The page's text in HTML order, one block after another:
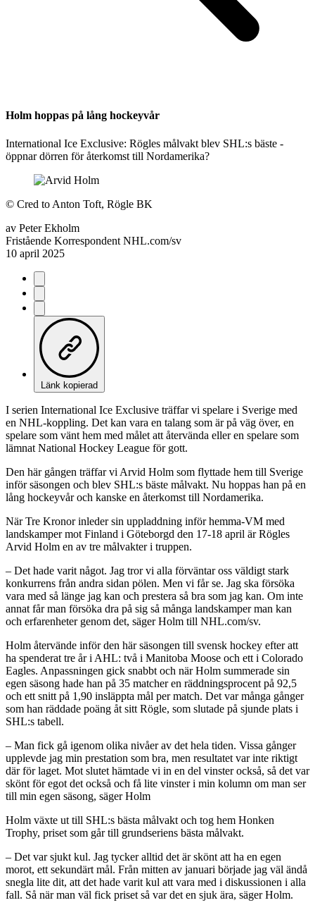
Holm hoppas på lång hockeyvår
International Ice Exclusive: Rögles målvakt blev SHL:s bäste -
öppnar dörren för återkomst till Nordamerika?
© Cred to Anton Toft, Rögle BK
av Peter Ekholm
Fristående Korrespondent NHL.com/sv
10 april 2025
Länk kopierad
I serien International Ice Exclusive träffar vi spelare i Sverige med
en NHL-koppling. Det kan vara en talang som är på väg över, en
spelare som vänt hem med målet att återvända eller en spelare som
lämnat National Hockey League för gott.
Den här gången träffar vi Arvid Holm som flyttade hem till Sverige
inför säsongen och blev SHL:s bäste målvakt. Nu hoppas han på en
lång hockeyvår och kanske en återkomst till Nordamerika.
När Tre Kronor inleder sin uppladdning inför hemma-VM med
landskamper mot Finland i Göteborgd den 17-18 april är Rögles
Arvid Holm en av tre målvakter i truppen.
– Det hade varit något. Jag tror vi alla förväntar oss väldigt stark
konkurrens från andra sidan pölen. Men vi får se. Jag ska försöka
vara med så länge jag kan och prestera så bra som jag kan. Om inte
annat får man försöka dra på sig så många landskamper man kan
och erfarenheter genom det, säger Holm till NHL.com/sv.
Holm återvände inför den här säsongen till svensk hockey efter att
ha spenderat tre år i AHL: två i Manitoba Moose och ett i Colorado
Eagles. Anpassningen gick snabbt och när Holm summerade sin
egen säsong hade han på 35 matcher en räddningsprocent på 92,5
och ett snitt på 1,90 insläppta mål per match. Det var många gånger
som han räddade poäng åt sitt Rögle, som slutade på sjunde plats i
SHL:s tabell.
– Man fick gå igenom olika nivåer av det hela tiden. Vissa gånger
upplevde jag min prestation som bra, men resultatet var inte riktigt
där för laget. Mot slutet hämtade vi in en del vinster också, så det var
skönt för egot det också och få lite vinster i min kolumn om man ser
till min egen säsong, säger Holm
Holm växte ut till SHL:s bästa målvakt och tog hem Honken
Trophy, priset som går till grundseriens bästa målvakt.
– Det var sjukt kul. Jag tycker alltid det är skönt att ha en egen
morot, ett sekundärt mål. Från mitten av januari började jag väl ändå
snegla lite dit, att det hade varit kul att vara med i diskussionen i alla
fall. Så när man väl fick priset så var det en sjuk ära, säger Holm.